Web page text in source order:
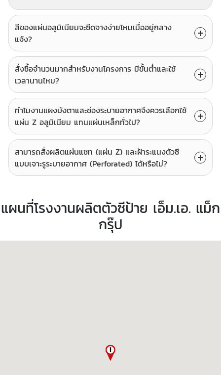
สีของแผ่นอลูมิเนียมจะซีดจางง่ายไหมเมื่ออยู่กลาง
แจ้ง?
สั่งซื้อจำนวนมากสำหรับงานโครงการ มีขั้นต่ำและใช้
เวลานานไหม?
ทำไมงานแผงบังตาและช่องระบายอากาศจึงควรเลือกใช้
แผ่น Z อลูมิเนียม แทนแผ่นเหล็กทั่วไป?
สามารถสั่งผลิตแผ่นแซท (แผ่น Z) และฝ้าระแนงตัวซี
แบบเจาะรูระบายอากาศ (Perforated) ได้หรือไม่?
แผนที่โรงงานผลิตตัวซีป้าย เอ็ม.เอ. แม็ก
กรุ๊ป